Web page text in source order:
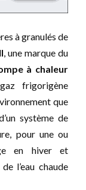
à granulés de
, une marque du
à chaleur
frigorigène
que
système de
pour une ou
en hiver et
l’eau chaude